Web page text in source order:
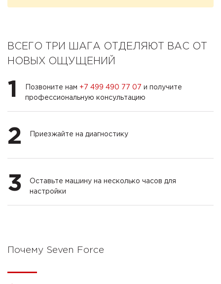
ВСЕГО ТРИ ШАГА ОТДЕЛЯЮТ ВАС ОТ
НОВЫХ ОЩУЩЕНИЙ
1 Позвоните нам +7 499 490 77 07 и получите
профессиональную консультацию
2 Приезжайте на диагностику
3
Оставьте машину на несколько часов для
настройки
Почему Seven Force